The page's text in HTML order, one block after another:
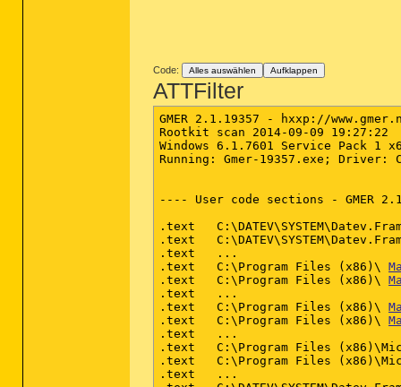
(TeamViewer GmbH) C:\Program
(Microsoft Corporation) C:\Program
() C:\Program Files\NVIDIA
() C:\Program Files\NVIDIA
(Avira Operations GmbH & Co.
(Microsoft Corporation) C:\Program
(TeamViewer GmbH) C:\Program
(Avira Operations GmbH & Co.
(DATEV eG)
(TeamViewer GmbH) C:\Program
(TeamViewer GmbH) C:\Program
(TeamViewer GmbH) C:\Program
(Microsoft Corporation)
==================== Registry
(If an entry is included in the
HKLM-x32\...\Run: [] => [X]
HKLM-x32\...\Run: [avgnt] =>
Code: Alles auswählen Aufklappen
ATTFilter
GMER 2.1.19357 - hxxp://
Rootkit scan 2014-09-09 19:27:22
Windows 6.1.7601 Service Pack 1
Running: Gmer-19357.exe; Driver:
---- User code sections - GMER
.text
.text
.text   ...
.text   C:\Program Files (x86)\
.text   C:\Program Files (x86)\
.text   ...
.text   C:\Program Files (x86)\
.text   C:\Program Files (x86)\
.text   ...
.text   C:\Program Files
.text   C:\Program Files
.text   ...